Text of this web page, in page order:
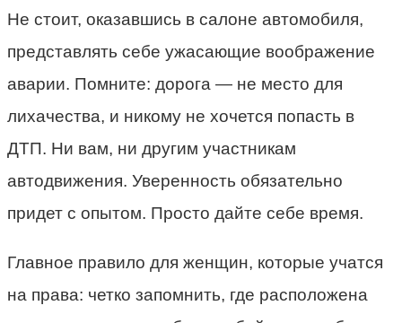
Не стоит, оказавшись в салоне автомобиля,
представлять себе ужасающие воображение
аварии. Помните: дорога — не место для
лихачества, и никому не хочется попасть в
ДТП. Ни вам, ни другим участникам
автодвижения. Уверенность обязательно
придет с опытом. Просто дайте себе время.
Главное правило для женщин, которые учатся
на права: четко запомнить, где расположена